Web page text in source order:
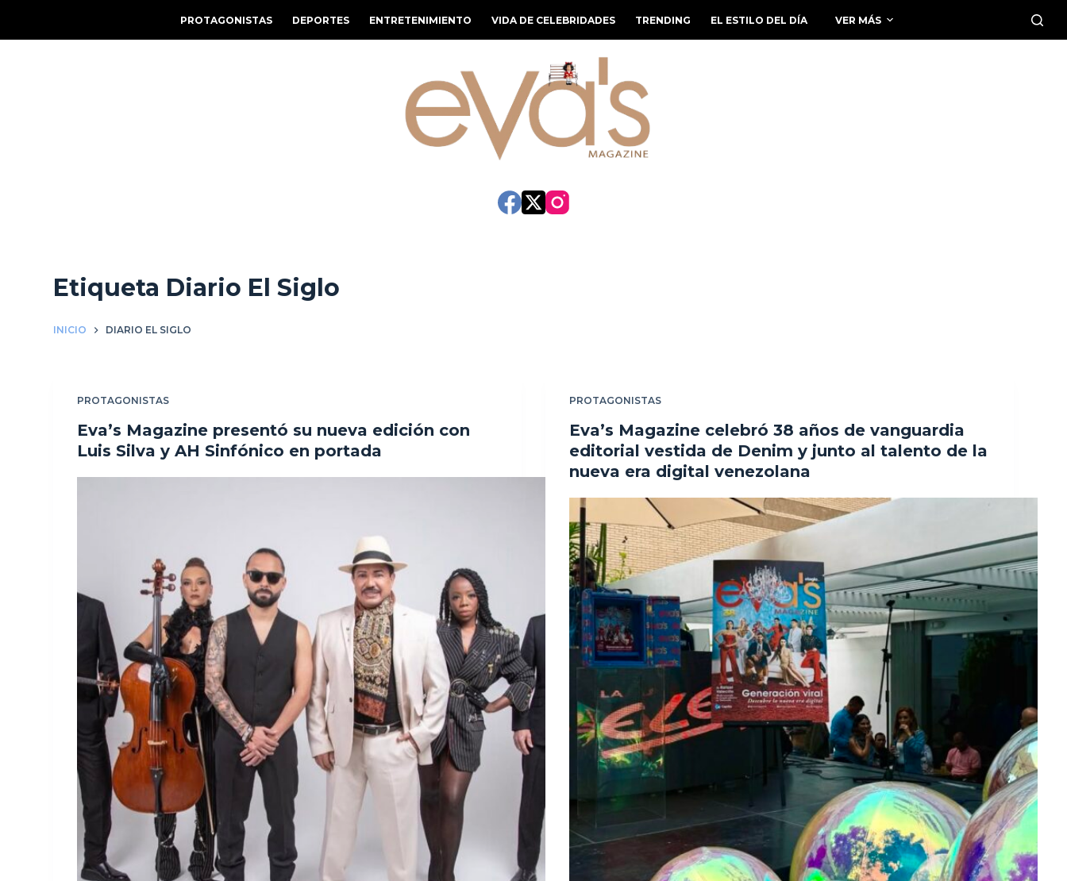
a
PROTAGONISTAS DEPORTES ENTRETENIMIENTO VIDA DE CELEBRIDADES TRENDING EL ESTILO DEL DÍA VER MÁS
Etiqueta Diario El Siglo
INICIO DIARIO EL SIGLO
PROTAGONISTAS
Eva’s Magazine presentó su nueva edición con
Luis Silva y AH Sinfónico en portada
PROTAGONISTAS
Eva’s Magazine celebró 38 años de vanguardia
editorial vestida de Denim y junto al talento de la
nueva era digital venezolana